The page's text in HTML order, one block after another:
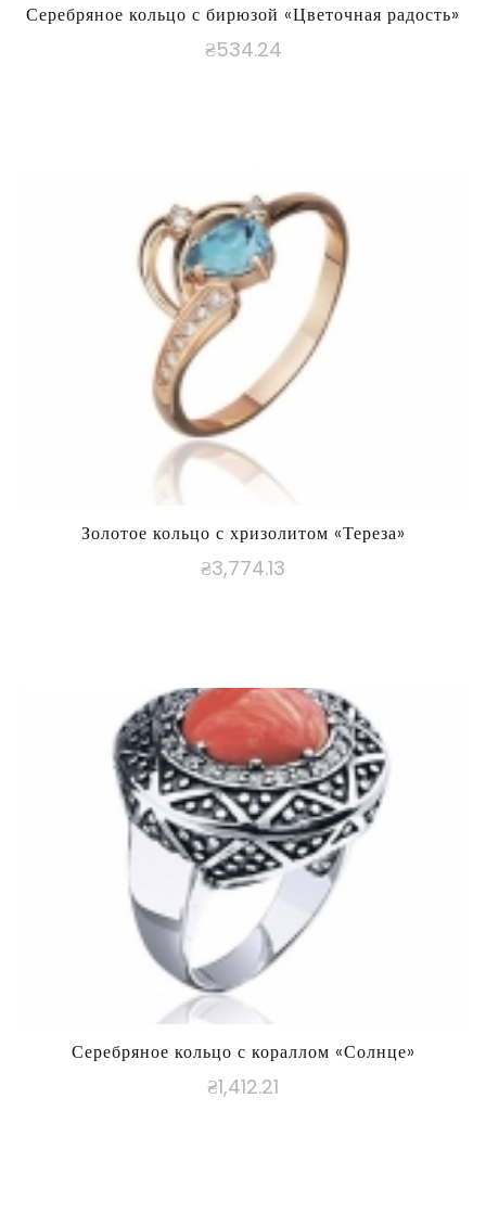
Серебряное кольцо с бирюзой «Цветочная радость»
₴534.24
Золотое кольцо с хризолитом «Тереза»
₴3,774.13
Серебряное кольцо с кораллом «Солнце»
₴1,412.21